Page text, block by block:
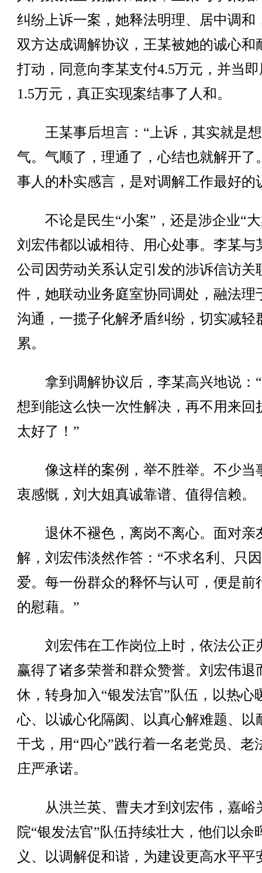
纠纷上诉一案，她释法明理、居中调和
双方达成调解协议，王某被她的诚心和
打动，同意向李某支付4.5万元，并当
1.5万元，真正实现案结事了人和。
王某事后坦言：“上诉，其实就是
气。气顺了，理通了，心结也就解开了
事人的朴实感言，是对调解工作最好的
不论是民生“小案”，还是涉企业“大
刘宏伟都以诚相待、用心处事。李某与
公司因劳动关系认定引发的涉诉信访关
件，她联动业务庭室协同调处，融法理
沟通，一揽子化解矛盾纠纷，切实减轻
累。
拿到调解协议后，李某高兴地说：
想到能这么快一次性解决，再不用来回
太好了！”
像这样的案例，举不胜举。不少当
衷感慨，刘大姐真诚靠谱、值得信赖。
退休不褪色，离岗不离心。面对亲
解，刘宏伟淡然作答：“不求名利、只
爱。每一份群众的释怀与认可，便是前
的慰藉。”
刘宏伟在工作岗位上时，依法公正
赢得了诸多荣誉和群众赞誉。刘宏伟退
休，转身加入“银发法官”队伍，以热心
心、以诚心化隔阂、以真心解难题、以
干戈，用“四心”践行着一名老党员、老
庄严承诺。
从洪兰英、曹夫才到刘宏伟，嘉峪
院“银发法官”队伍持续壮大，他们以余
义、以调解促和谐，为建设更高水平平